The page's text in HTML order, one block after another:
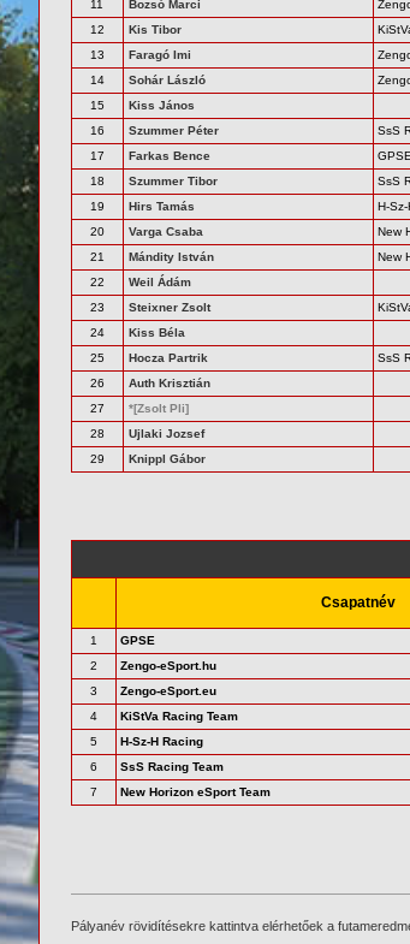
11
Bozsó Marci
12
Kis Tibor
13
Faragó Imi
14
Sohár László
15
Kiss János
16
Szummer Péter SsS
17
Farkas Bence GPSE
18
Szummer Tibor SsS
19
Hirs Tamás H-
20
Varga Csaba New
21
Mándity István New
22
Weil Ádám
23
Steixner Zsolt
24
Kiss Béla
25
Hocza Partrik SsS
26
Auth Krisztián
27
*[Zsolt Pli]
28
Ujlaki Jozsef
29
Knippl Gábor
Csapatnév
1
GPSE
2
Zengo-eSport.hu
3
Zengo-eSport.eu
4
KiStVa Racing Team
5
H-Sz-H Racing
6
SsS Racing Team
7
New Horizon eSport Team
Pályanév rövidítésekre kattintva elérhetőek a